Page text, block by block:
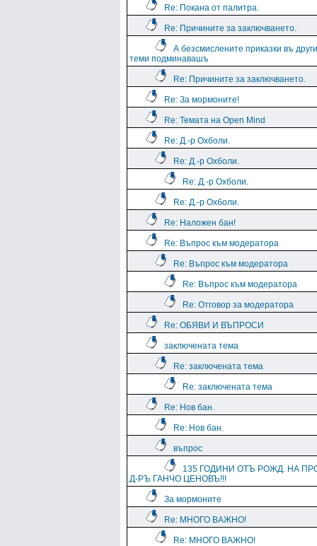
Re: Покана от палитра.
Re: Причините за заключването.
А безсмислените приказки въ други
теми подминавашъ
Re: Причините за заключването.
Re: За мормоните!
Re: Темата на Open Mind
Re: Д.-р Охболи.
Re: Д.-р Охболи.
Re: Д.-р Охболи.
Re: Д.-р Охболи.
Re: Наложен бан!
Re: Въпрос към модератора
Re: Въпрос към модератора
Re: Въпрос към модератора
Re: Отговор за модератора
Re: ОБЯВИ И ВЪПРОСИ
заключената тема
Re: заключената тема
Re: заключената тема
Re: Нов бан.
Re: Нов бан.
въпрос
135 ГОДИНИ ОТЪ РОЖД. НА
Д-РЪ ГАНЧО ЦЕНОВЪ!!!
За мормоните
Re: МНОГО ВАЖНО!
Re: МНОГО ВАЖНО!